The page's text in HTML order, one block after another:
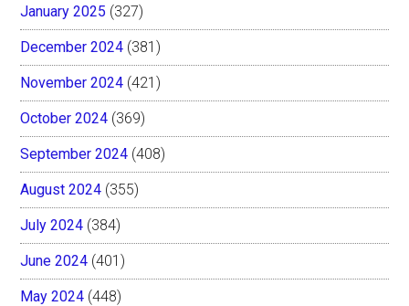
January 2025 (327)
December 2024 (381)
November 2024 (421)
October 2024 (369)
September 2024 (408)
August 2024 (355)
July 2024 (384)
June 2024 (401)
May 2024 (448)